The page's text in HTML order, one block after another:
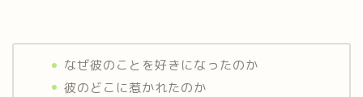
なぜ彼のことを好きになったのか
彼のどこに惹かれたのか